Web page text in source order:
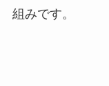
組みです。